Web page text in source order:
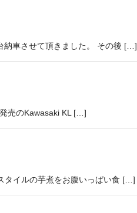
納車させて頂きました。 その後 […]
売のKawasaki KL […]
タイルの芋煮をお腹いっぱい食 […]